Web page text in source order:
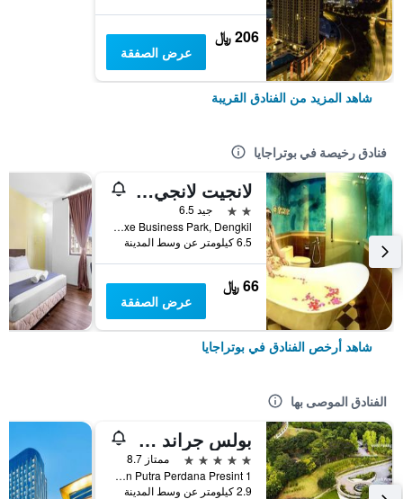
206 ﷼
عرض الصفقة
شاهد المزيد من الفنادق القريبة
فنادق رخيصة في بوتراجايا
لانجيت لانجي هوتل آت كاي إل آي إيه/كاي إل آي إيه 2
2 نجمتين
جيد 6.5
No 7A, Deluxe Street, Deluxe Business Park, Dengkil, بوتراجايا, ماليزيا
6.5 كيلومتر عن وسط المدينة
66 ﷼
عرض الصفقة
شاهد أرخص الفنادق في بوتراجايا
الفنادق الموصى بها
بولس جراند هوتل
5 نجوم
ممتاز 8.7
Taman Putra Perdana Presint 1, بوتراجايا, ماليزيا
2.9 كيلومتر عن وسط المدينة